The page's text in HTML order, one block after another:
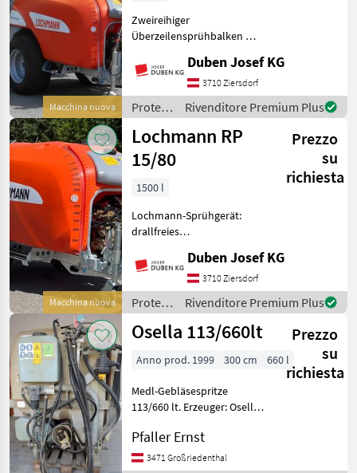
Macchina nuova
Zweireihiger
Überzeilensprühbalken mit
Tangentialgebläse an den
äußeren Balken (optional
Überzeilengestänge ohne
Gebläse ebenfalls
verfügbar)
Duben Josef KG
3710 Ziersdorf
Protezione
piante /
Lochmann
Rivenditore Premium Plus
Macchina nuova
Lochmann RP
15/80
Prezzo
su
richiesta
1500 l
Lochmann-Sprühgerät:
drallfreies
mm (mit bis zu 60.000 m³/h
Luftleistung!),
Gebläseumschaltgetriebe
mit 2 Geschwindigkeiten
und Leerlauf, R
Duben Josef KG
3710 Ziersdorf
Protezione
piante /
Lochmann
Rivenditore Premium Plus
Osella 113/660lt
Prezzo
su
richiesta
Anno prod. 1999 300 cm 660 l
Medl-Gebläsespritze
113/660 lt. Erzeuger: Osella
1999 Protezione piante
Nebulizzatori
Pfaller Ernst
3471 Großriedenthal